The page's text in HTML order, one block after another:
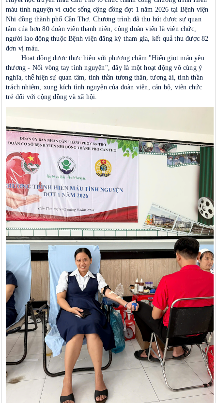
máu tình nguyện vì cuộc sống cộng đồng đợt 1 năm 2026 tại Bệnh viện
Nhi đồng thành phố Cần Thơ. Chương trình đã thu hút được sự quan
tâm của hơn 80 đoàn viên thanh niên, công đoàn viên là viên chức,
người lao động thuộc Bệnh viện đăng ký tham gia, kết quả thu được 82
đơn vị máu.
Hoạt động được thực hiện với phương châm "Hiến giọt máu yêu
thương - Nối vòng tay tình nguyện", đây là một hoạt động vô cùng ý
nghĩa, thể hiện sự quan tâm, tinh thần tương thân, tương ái, tinh thần
trách nhiệm, xung kích tình nguyện của đoàn viên, cán bộ, viên chức
trẻ đối với cộng đồng và xã hội.